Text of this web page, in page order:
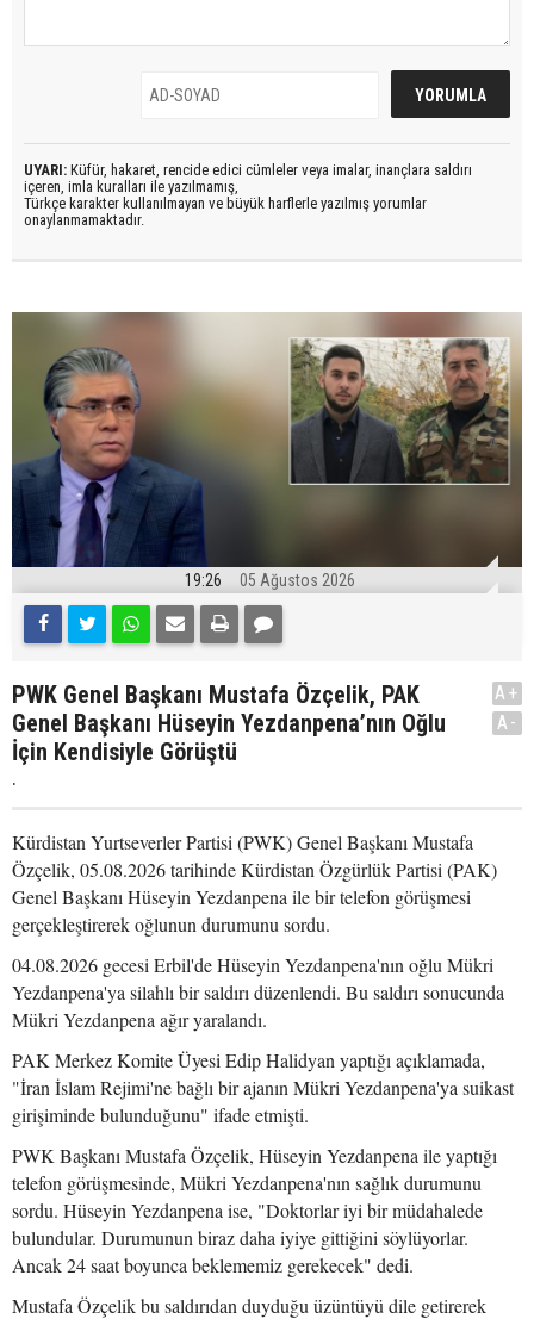
UYARI: Küfür, hakaret, rencide edici cümleler veya imalar, inançlara saldırı
içeren, imla kuralları ile yazılmamış,
Türkçe karakter kullanılmayan ve büyük harflerle yazılmış yorumlar
onaylanmamaktadır.
19:26 05 Ağustos 2026
PWK Genel Başkanı Mustafa Özçelik, PAK
Genel Başkanı Hüseyin Yezdanpena’nın Oğlu
İçin Kendisiyle Görüştü
.
A+
A-
Kürdistan Yurtseverler Partisi (PWK) Genel Başkanı Mustafa
Özçelik, 05.08.2026 tarihinde Kürdistan Özgürlük Partisi (PAK)
Genel Başkanı Hüseyin Yezdanpena ile bir telefon görüşmesi
gerçekleştirerek oğlunun durumunu sordu.
04.08.2026 gecesi Erbil'de Hüseyin Yezdanpena'nın oğlu Mükri
Yezdanpena'ya silahlı bir saldırı düzenlendi. Bu saldırı sonucunda
Mükri Yezdanpena ağır yaralandı.
PAK Merkez Komite Üyesi Edip Halidyan yaptığı açıklamada,
"İran İslam Rejimi'ne bağlı bir ajanın Mükri Yezdanpena'ya suikast
girişiminde bulunduğunu" ifade etmişti.
PWK Başkanı Mustafa Özçelik, Hüseyin Yezdanpena ile yaptığı
telefon görüşmesinde, Mükri Yezdanpena'nın sağlık durumunu
sordu. Hüseyin Yezdanpena ise, "Doktorlar iyi bir müdahalede
bulundular. Durumunun biraz daha iyiye gittiğini söylüyorlar.
Ancak 24 saat boyunca beklememiz gerekecek" dedi.
Mustafa Özçelik bu saldırıdan duyduğu üzüntüyü dile getirerek